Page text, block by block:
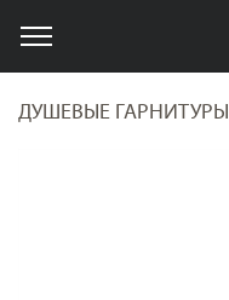
ДУШЕВЫЕ ГАРНИТУРЫ